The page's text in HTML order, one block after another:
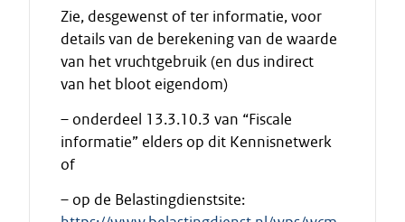
Zie, desgewenst of ter informatie, voor
details van de berekening van de waarde
van het vruchtgebruik (en dus indirect
van het bloot eigendom)
– onderdeel 13.3.10.3 van “Fiscale
informatie” elders op dit Kennisnetwerk
of
– op de Belastingdienstsite: